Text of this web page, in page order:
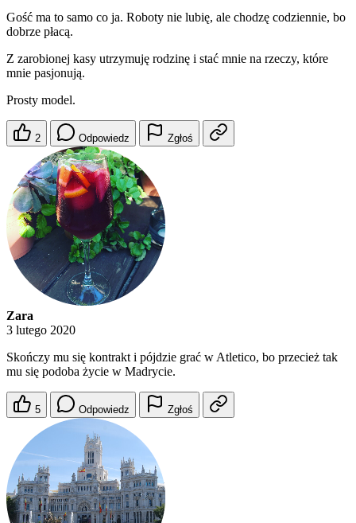
Gość ma to samo co ja. Roboty nie lubię, ale chodzę codziennie, bo
dobrze płacą.
Z zarobionej kasy utrzymuję rodzinę i stać mnie na rzeczy, które
mnie pasjonują.
Prosty model.
2 Odpowiedz Zgłoś
Zara
3 lutego 2020
Skończy mu się kontrakt i pójdzie grać w Atletico, bo przecież tak
mu się podoba życie w Madrycie.
5 Odpowiedz Zgłoś